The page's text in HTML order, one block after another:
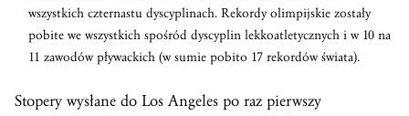
wszystkich czternastu dyscyplinach. Rekordy olimpijskie zostały
pobite we wszystkich spośród dyscyplin lekkoatletycznych i w 10 na
11 zawodów pływackich (w sumie pobito 17 rekordów świata).
Stopery wysłane do Los Angeles po raz pierwszy